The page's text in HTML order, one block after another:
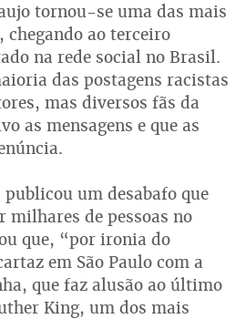
tornou-se uma das mais
ao terceiro
na rede social no Brasil.
das postagens racistas
mas diversos fãs da
as mensagens e que as
um desabafo que
de pessoas no
que, “por ironia do
em São Paulo com a
que faz alusão ao último
King, um dos mais